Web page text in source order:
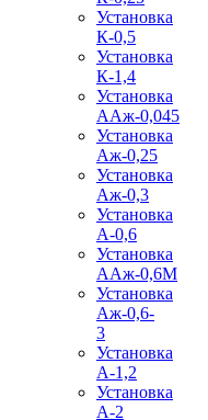
Установка
К-0,5
Установка
К-1,4
Установка
ААж-0,045
Установка
Аж-0,25
Установка
Аж-0,3
Установка
А-0,6
Установка
ААж-0,6М
Установка
Аж-0,6-
3
Установка
А-1,2
Установка
А-2